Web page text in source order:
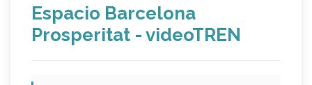
Espacio Barcelona
Prosperitat - videoTREN